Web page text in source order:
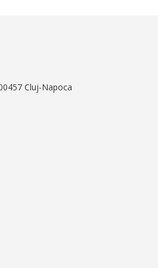
Cluj-Napoca